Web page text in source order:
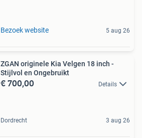
Bezoek website 5 aug 26
ZGAN originele Kia Velgen 18 inch -
Stijlvol en Ongebruikt
€ 700,00 Details
Dordrecht 3 aug 26